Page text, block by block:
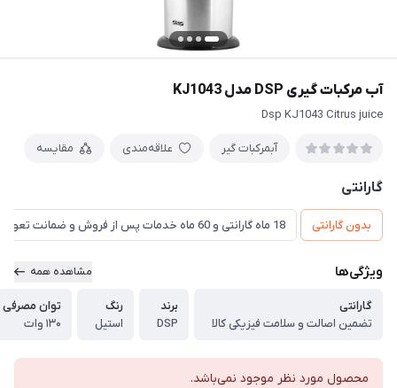
آب مرکبات گیری DSP مدل KJ1043
Dsp KJ1043 Citrus juice
آبمرکبات گیر علاقه‌مندی مقایسه
گارانتی
بدون گارانتی 18 ماه گارانتی و 60 ماه خدمات پس از فروش و ضمانت تعویض
ویژگی‌ها مشاهده همه
گارانتی
تضمین اصالت و سلامت فیزیکی کالا
برند
DSP
رنگ
استیل
توان مصرفی
۱۳۰ وات
محصول مورد نظر موجود نمی‌باشد.